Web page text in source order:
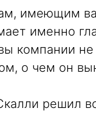
имеющим
именно
компании
о чем он
решил